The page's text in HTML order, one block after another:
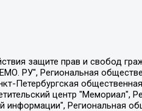
населения "Якутия – Наше Мнение", Общество с ограниченной ответственностью "Москоу диджитал медиа", с 26.01.2023 Общество с ограниченной ответственностью "Чайка Белые сады", Ветошкина Валерия Валерьевна, Заговора Максим Александрович, Межрегиональное общественное движение "Российская ЛГБТ - сеть", Оленичев Максим Владимирович, Павлов Иван Юрьевич, Скворцова Елена Сергеевна, Общество с ограниченной ответственностью "Как бы инагент", Кочетков Игорь Викторович, Общество с ограниченной ответственностью "Честные выборы", Еланчик Олег Александрович, Общество с ограниченной ответственностью "Нобелевский призыв", Гималова Регина Эмилевна, Григорьев Андрей Валерьевич, Григорьева Алина Александровна, Ассоциация по содействию защите прав призывников, альтернативнослужащих и военнослужащих "Правозащитная группа "Гражданин.Армия.Право", Хисамова Регина Фаритовна, Автономная некоммерческая организация по реализации социально-правовых программ "Лилит", Дальневосточное общественное движение "Маяк", Санкт-Петербургская ЛГБТ-инициативная группа "Выход", Инициативная группа ЛГБТ+ "Реверс", Алексеев Андрей Викторович, Бекбулатова Таисия Львовна, Беляев Иван Михайлович, Владыкина Елена Сергеевна, Гельман Марат Александрович, Никульшина Вероника Юрьевна, Толоконникова Надежда Андреевна, Шендерович Виктор Анатольевич, Общество с ограниченной ответственностью "Данное сообщение", Общество с ограниченной ответственностью Издательский дом "Новая глава", Айнбиндер Александра Александровна, Московский комьюнити-центр для ЛГБТ+инициатив, Благотворительный фонд развития филантропии, Deutsche Welle (Германия, Kurt-Schumacher-Strasse 3, 53113 Bonn), Борзунова Мария Михайловна, Воробьев Виктор Викторович, Голубева Анна Львовна, Константинова Алла Михайловна, Малкова Ирина Владимировна,